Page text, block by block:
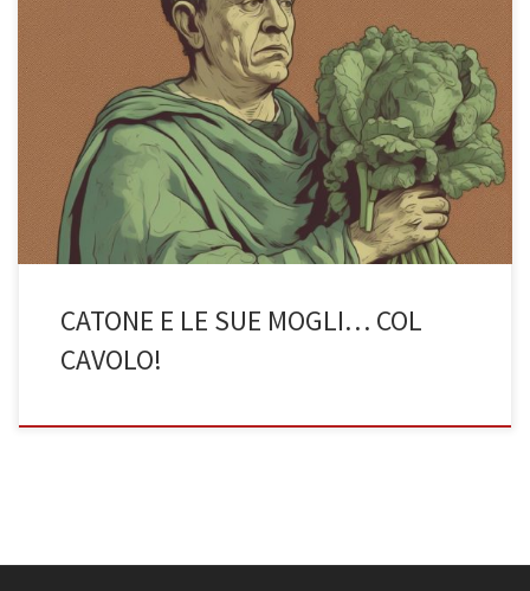
di Riccardo Ghirotti (3BST a.s. 2022/2023) Tutti i lettori sanno che
Catone il Censore, un grande storiografo della storia e del passato
di Roma, è ricordato nella storia come figura di severità morale e
conservatore della cultura e dei costumi romani che, secondo il
suo pensiero, stavano diventando corrotti e […]
CATONE E LE SUE MOGLI… COL
CAVOLO!